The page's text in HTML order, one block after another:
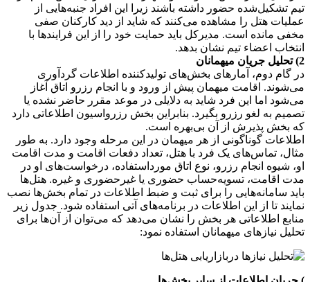
تیم تشکیل‌شده حضور داشته باشند زیرا این افراد جنبه‌هایی از
عملیات هتل را مشاهده می‌کنند که شاید از دید کارکنان صفی
مخفی مانده است. مدیرکل باید حمایت خود را از این فرایندها با
انتخاب اعضاء تیم نشان بدهد.
2) تحلیل جریان میهمانان
در گام دوم، آمارهای بخش‌های تولیدکننده اطلاعات گرد‌آوری
می‌شوند. اقامت میهمان پیش از ورود و با انجام رزرو اتاق آغاز
می‌شود اما این فرد شاید به دلایلی در موعد مقرر حاضر نشده یا
تصمیم به لغو رزرو بگیرد. بنابراین بخش رزرواسیون اطلاعاتی دارد
که بخش پذیرش از آن بی‌بهره است.
اطلاعات گوناگونی از هر میهمان در این مرحله وجود دارد. به طور
مثال، تماس‌های یک فرد با هتل، تعداد دفعات اقامت و مدت اقامت
او، شیوه انجام رزرو، نوع اتاق مورداستفاده، درخواست‌های او در
مدت اقامت، تسویه‌حساب حضوری یا غیر‌حضوری و غیره. هتل‌ها
باید سامانه‌هایی را برای ثبت و ضبط اطلاعات در تمام بخش‌ها نصب
نمایند تا از این اطلاعات در برنامه‌های آتی استفاده شود. جدول زیر
منابع اطلاعاتی هر بخش را نشان می‌دهد که می‌توان از آن‌ها برای
تحلیل نیازهای میهمانان استفاده نمود: